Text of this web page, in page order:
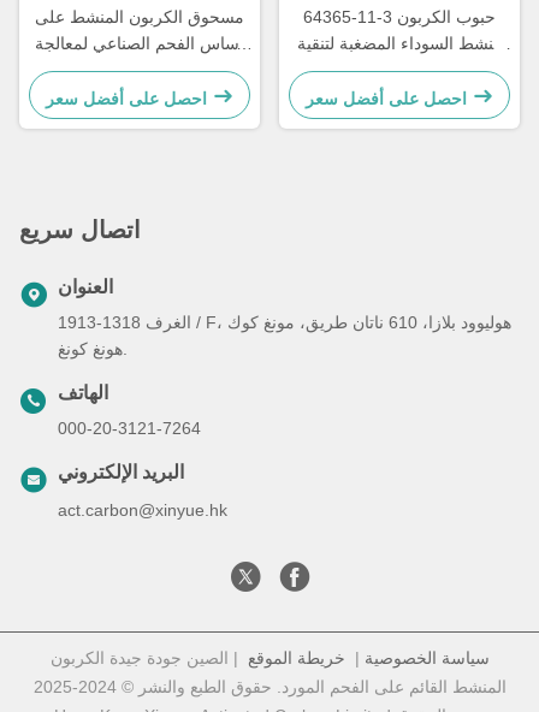
مسحوق الكربون المنشط على
أساس الفحم الصناعي لمعالجة
مياه الصرف الصحي
احصل على أفضل سعر
64365-11-3 حبوب الكربون
النشط السوداء المضغبة لتنقية
الغاز
احصل على أفضل سعر
اتصال سريع
العنوان
الغرف 1318-1913 / F، هوليوود بلازا، 610 ناتان طريق، مونغ كوك
الهاتف
000-20-3121-7264
البريد الإلكتروني
act.carbon@xinyue.hk
سياسة الخصوصية | خريطة الموقع | الصين جودة جيدة الكربون
المنشط القائم على الفحم المورد. حقوق الطبع والنشر © 2024-2025